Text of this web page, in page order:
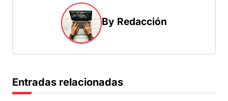
ó
n
d
By Redacción
Entradas relacionadas